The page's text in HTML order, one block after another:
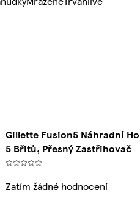
Gillette Fusion5 Náhradní
5 Břitů, Přesný Zastřihovač
Zatím žádné hodnocení